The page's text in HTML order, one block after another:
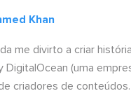
Khan
me divirto a criar
(uma
criadores de